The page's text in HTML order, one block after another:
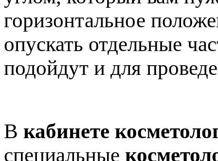
горизонтальное
опускать отдельные
подойдут и для
В кабинете
специальные